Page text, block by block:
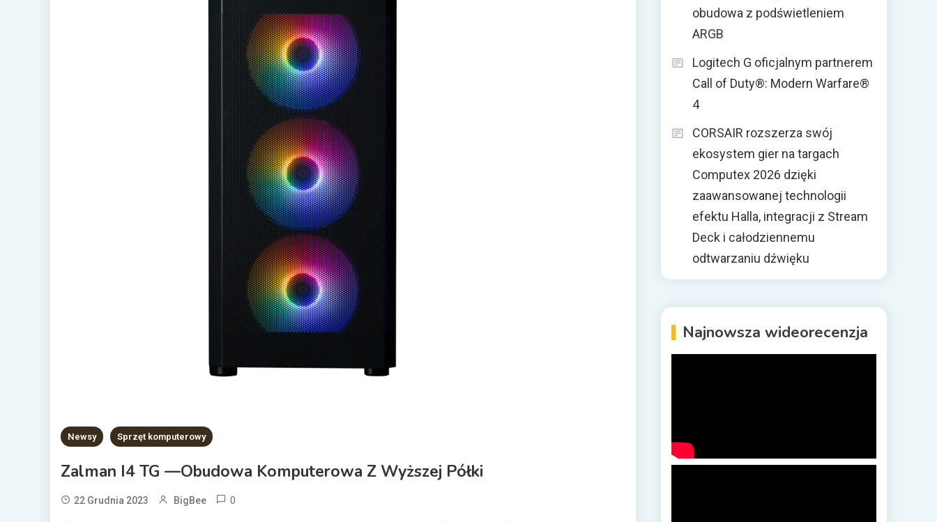
Newsy Sprzęt komputerowy
Zalman I4 TG —obudowa Komputerowa Z Wyższej Półki
22 Grudnia 2023 BigBee 0
obudowa z podświetleniem
ARGB
Logitech G oficjalnym partnerem
Call of Duty®: Modern Warfare®
4
CORSAIR rozszerza swój
ekosystem gier na targach
Computex 2026 dzięki
zaawansowanej technologii
efektu Halla, integracji z Stream
Deck i całodziennemu
odtwarzaniu dźwięku
Najnowsza wideorecenzja